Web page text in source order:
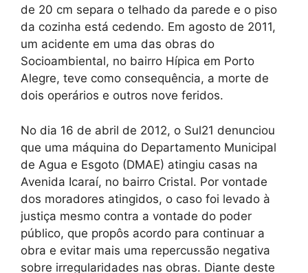
de 20 cm separa o telhado da parede e o piso
da cozinha está cedendo. Em agosto de 2011,
um acidente em uma das obras do
Socioambiental, no bairro Hípica em Porto
Alegre, teve como consequência, a morte de
dois operários e outros nove feridos.
No dia 16 de abril de 2012, o Sul21 denunciou
que uma máquina do Departamento Municipal
de Agua e Esgoto (DMAE) atingiu casas na
Avenida Icaraí, no bairro Cristal. Por vontade
dos moradores atingidos, o caso foi levado à
justiça mesmo contra a vontade do poder
público, que propôs acordo para continuar a
obra e evitar mais uma repercussão negativa
sobre irregularidades nas obras. Diante deste